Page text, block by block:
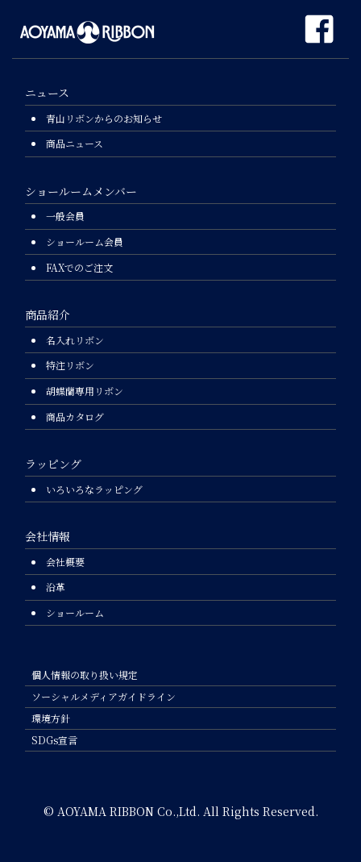
ニュース
青山リボンからのお知らせ
商品ニュース
ショールームメンバー
一般会員
ショールーム会員
FAXでのご注文
商品紹介
名入れリボン
特注リボン
胡蝶蘭専用リボン
商品カタログ
ラッピング
いろいろなラッピング
会社情報
会社概要
沿革
ショールーム
個人情報の取り扱い規定
ソーシャルメディアガイドライン
環境方針
SDGs宣言
© AOYAMA RIBBON Co.,Ltd. All Rights Reserved.